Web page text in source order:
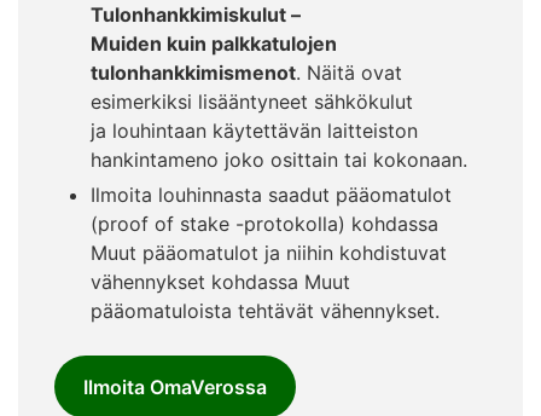
Tulonhankkimiskulut –
Muiden kuin palkkatulojen
tulonhankkimismenot. Näitä ovat
esimerkiksi lisääntyneet sähkökulut
ja louhintaan käytettävän laitteiston
hankintameno joko osittain tai kokonaan.
Ilmoita louhinnasta saadut pääomatulot
(proof of stake -protokolla) kohdassa
Muut pääomatulot ja niihin kohdistuvat
vähennykset kohdassa Muut
pääomatuloista tehtävät vähennykset.
Ilmoita OmaVerossa